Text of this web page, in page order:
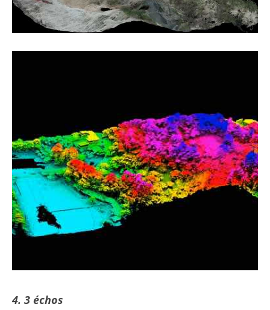
4. 3 échos